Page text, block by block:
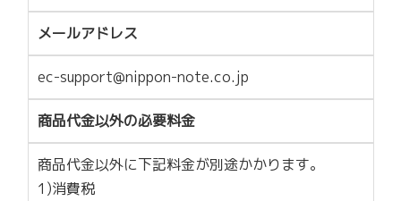
メールアドレス
ec-support@nippon-note.co.jp
商品代金以外の必要料金
商品代金以外に下記料金が別途かかります。
1)消費税